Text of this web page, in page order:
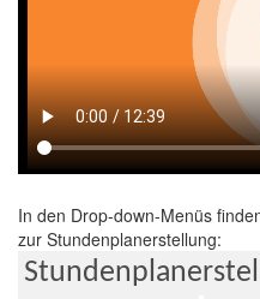
In den Drop-down-Menüs
zur Stundenplanerstellung: